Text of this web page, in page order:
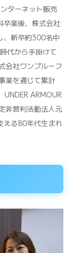
ターネット販売
卒業後、株式会社
、新卒約300名中
代から手掛けて
会社ワンプルーフ
業を通じて累計
ARMOUR
非営利活動法人元
える80年代生まれ